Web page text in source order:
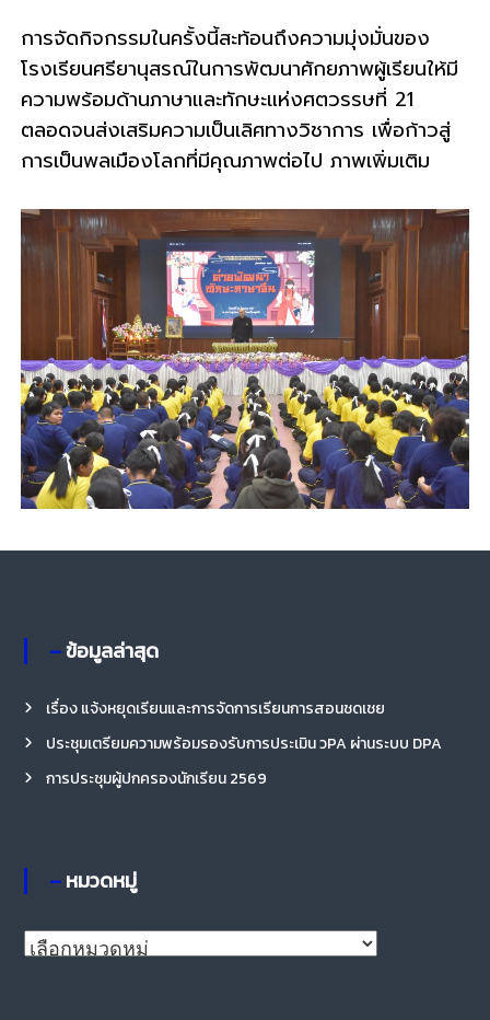
การจัดกิจกรรมในครั้งนี้สะท้อนถึงความมุ่งมั่นของ
โรงเรียนศรียานุสรณ์ในการพัฒนาศักยภาพผู้เรียนให้มี
ความพร้อมด้านภาษาและทักษะแห่งศตวรรษที่ 21
ตลอดจนส่งเสริมความเป็นเลิศทางวิชาการ เพื่อก้าวสู่
การเป็นพลเมืองโลกที่มีคุณภาพต่อไป ภาพเพิ่มเติม
– ข้อมูลล่าสุด
เรื่อง แจ้งหยุดเรียนและการจัดการเรียนการสอนชดเชย
ประชุมเตรียมความพร้อมรองรับการประเมิน วPA ผ่านระบบ DPA
การประชุมผู้ปกครองนักเรียน 2569
– หมวดหมู่